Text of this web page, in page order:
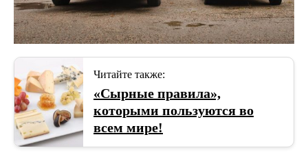
Читайте также:
«Сырные правила»,
которыми пользуются во
всем мире!